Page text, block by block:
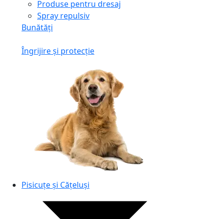
Produse pentru dresaj
Spray repulsiv
Bunătăți
Îngrijire și protecție
Pisicuțe și Cățeluși